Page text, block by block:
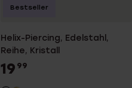
Helix-Piercing, Edelstahl,
Reihe, Kristall
19 99
Bestseller